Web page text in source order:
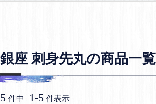
銀座 刺身先丸の商品一覧
5 件中 1-5 件表示